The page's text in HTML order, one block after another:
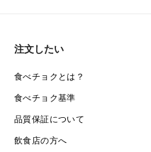
注文したい
食べチョクとは？
食べチョク基準
品質保証について
飲食店の方へ